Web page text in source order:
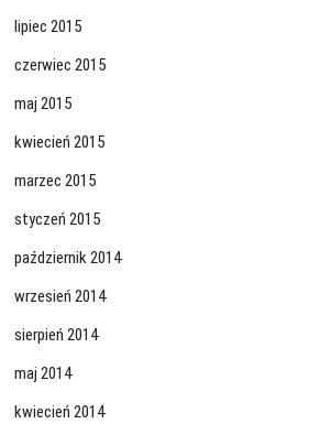
lipiec 2015
czerwiec 2015
maj 2015
kwiecień 2015
marzec 2015
styczeń 2015
październik 2014
wrzesień 2014
sierpień 2014
maj 2014
kwiecień 2014